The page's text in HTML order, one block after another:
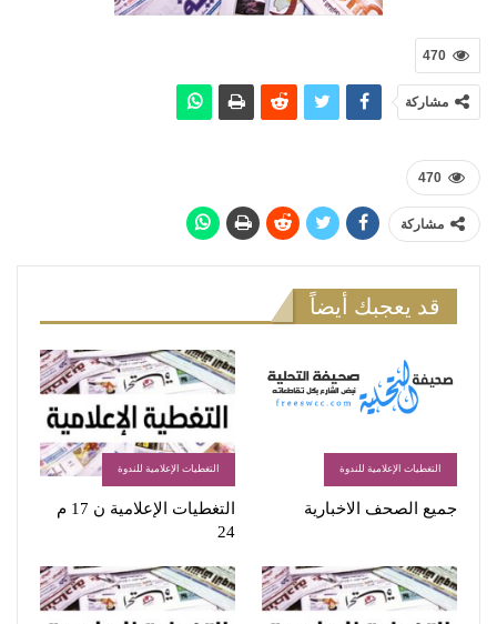
470
مشاركة
470
مشاركة
قد يعجبك أيضاً
التغطيات الإعلامية للندوة
جميع الصحف الاخبارية
التغطيات الإعلامية للندوة
التغطيات الإعلامية ن 17 م
24